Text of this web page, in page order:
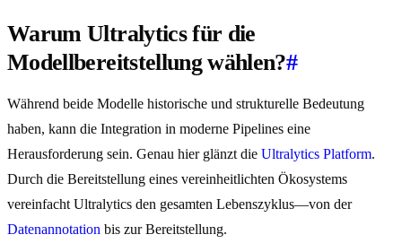
Warum Ultralytics für die
Modellbereitstellung wählen?#
Während beide Modelle historische und strukturelle Bedeutung
haben, kann die Integration in moderne Pipelines eine
Herausforderung sein. Genau hier glänzt die Ultralytics Platform.
Durch die Bereitstellung eines vereinheitlichten Ökosystems
vereinfacht Ultralytics den gesamten Lebenszyklus—von der
Datenannotation bis zur Bereitstellung.